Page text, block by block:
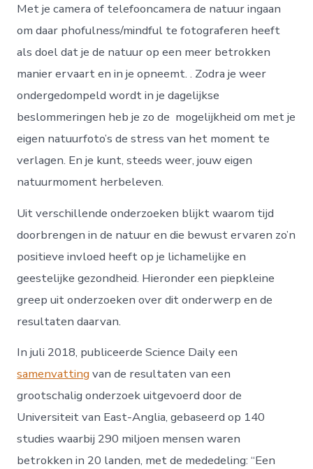
Met je camera of telefooncamera de natuur ingaan
om daar phofulness/mindful te fotograferen heeft
als doel dat je de natuur op een meer betrokken
manier ervaart en in je opneemt. . Zodra je weer
ondergedompeld wordt in je dagelijkse
beslommeringen heb je zo de mogelijkheid om met je
eigen natuurfoto’s de stress van het moment te
verlagen. En je kunt, steeds weer, jouw eigen
natuurmoment herbeleven.
Uit verschillende onderzoeken blijkt waarom tijd
doorbrengen in de natuur en die bewust ervaren zo’n
positieve invloed heeft op je lichamelijke en
geestelijke gezondheid. Hieronder een piepkleine
greep uit onderzoeken over dit onderwerp en de
resultaten daarvan.
In juli 2018, publiceerde Science Daily een
samenvatting van de resultaten van een
grootschalig onderzoek uitgevoerd door de
Universiteit van East-Anglia, gebaseerd op 140
studies waarbij 290 miljoen mensen waren
betrokken in 20 landen, met de mededeling: “Een